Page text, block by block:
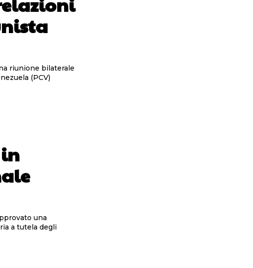
riunione bilaterale
(PCV)
una
a tutela degli